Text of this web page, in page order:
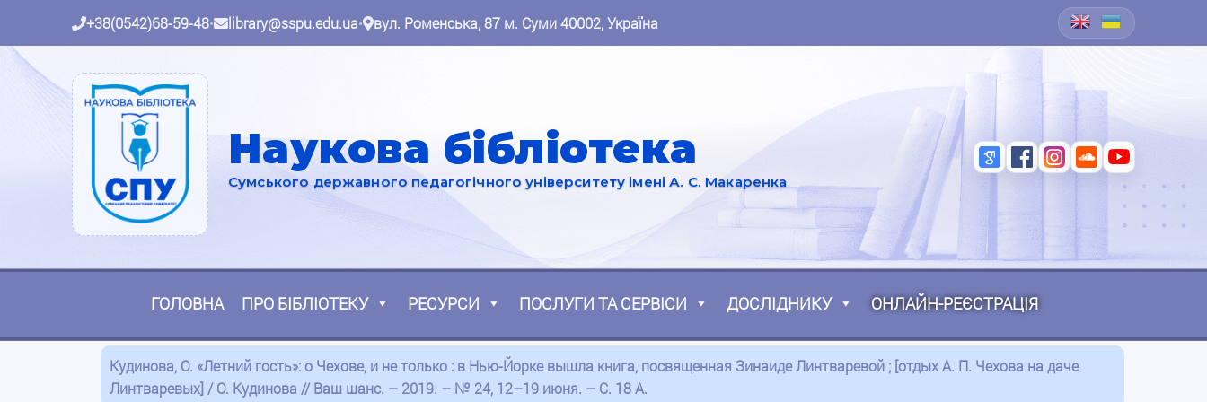
+38(0542)68-59-48• library@sspu.edu.ua• вул. Роменська, 87 м. Суми 40002, Україна
Наукова бібліотека
Сумського державного педагогічного університету імені А. С. Макаренка
ГОЛОВНА ПРО БІБЛІОТЕКУ РЕСУРСИ ПОСЛУГИ ТА СЕРВІСИ ДОСЛІДНИКУ ОНЛАЙН-РЕЄСТРАЦІЯ
Кудинова, О. «Летний гость»: о Чехове, и не только : в Нью-Йорке вышла книга, посвященная Зинаиде Линтваревой ; [отдых А. П. Чехова на даче
Линтваревых] / О. Кудинова // Ваш шанс. – 2019. – № 24, 12–19 июня. – С. 18 А.